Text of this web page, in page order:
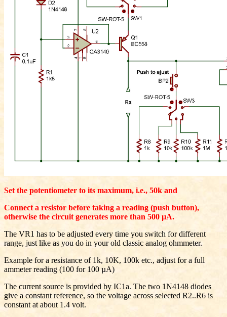
Set the potentiometer to its maximum, i.e., 50k and
Connect a resistor before taking a reading (push button),
otherwise the circuit generates more than 500 µA.
The VR1 has to be adjusted every time you switch for different
range, just like as you do in your old classic analog ohmmeter.
Example for a resistance of 1k, 10K, 100k etc., adjust for a full
ammeter reading (100 for 100 µA)
The current source is provided by IC1a. The two 1N4148 diodes
give a constant reference, so the voltage across selected R2..R6 is
constant at about 1.4 volt.